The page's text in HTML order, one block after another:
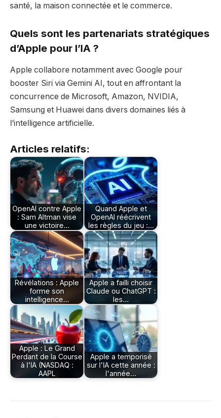
santé, la maison connectée et le commerce.
Quels sont les partenariats stratégiques
d’Apple pour l’IA ?
Apple collabore notamment avec Google pour
booster Siri via Gemini AI, tout en affrontant la
concurrence de Microsoft, Amazon, NVIDIA,
Samsung et Huawei dans divers domaines liés à
l’intelligence artificielle.
Articles relatifs:
OpenAI contre Apple
: Sam Altman vise
une victoire…
Quand Apple et
OpenAI réécrivent
les règles du jeu :…
Révélations : Apple
forme son
intelligence…
Apple a failli choisir
Claude ou ChatGPT :
les…
Apple : Le Grand
Perdant de la Course
à l'IA (NASDAQ :
AAPL
Apple a temporisé
sur l'IA cette année :
l'année…